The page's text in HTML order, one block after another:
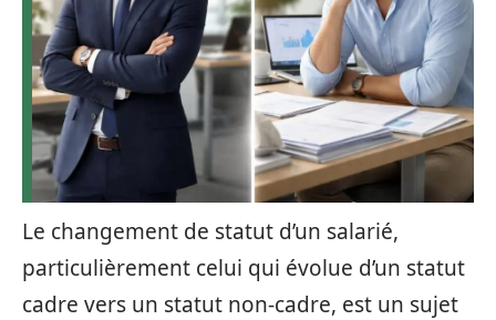
Le changement de statut d’un salarié,
particulièrement celui qui évolue d’un statut
cadre vers un statut non-cadre, est un sujet